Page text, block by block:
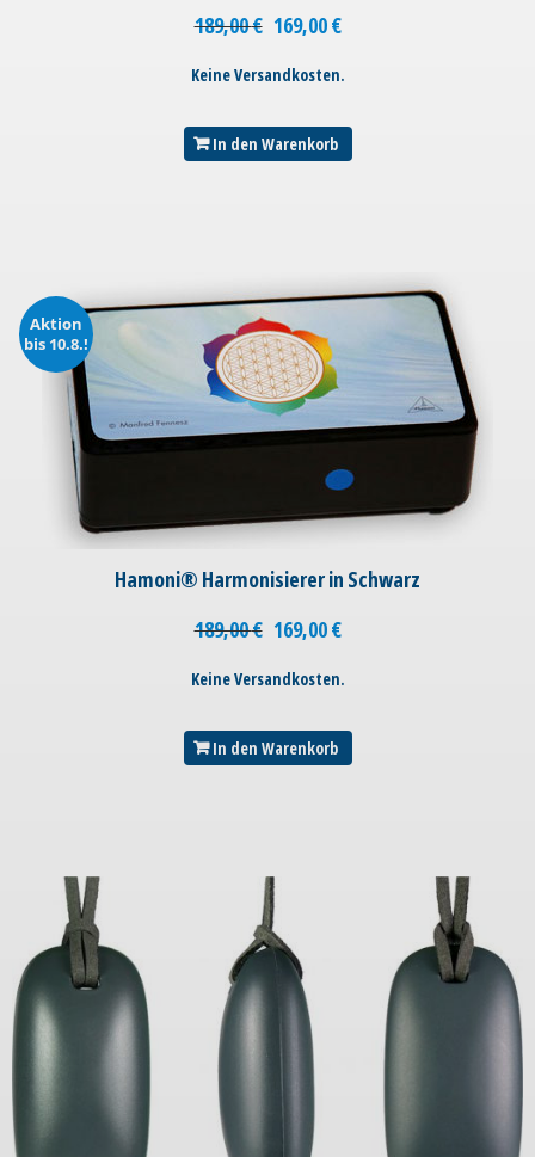
189,00€ 169,00€
Keine Versandkosten.
In den Warenkorb
Aktion
bis 10.8.!
Hamoni® Harmonisierer in Schwarz
189,00€ 169,00€
Keine Versandkosten.
In den Warenkorb